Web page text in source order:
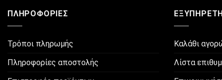
ΠΛΗΡΟΦΟΡΊΕΣ
Τρόποι πληρωμής
Πληροφορίες αποστολής
Καλάθι
Λίστα